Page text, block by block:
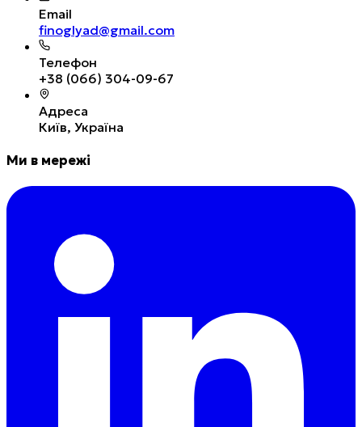
Email
finoglyad@gmail.com
Телефон
+38 (066) 304-09-67
Адреса
Київ, Україна
Ми в мережі